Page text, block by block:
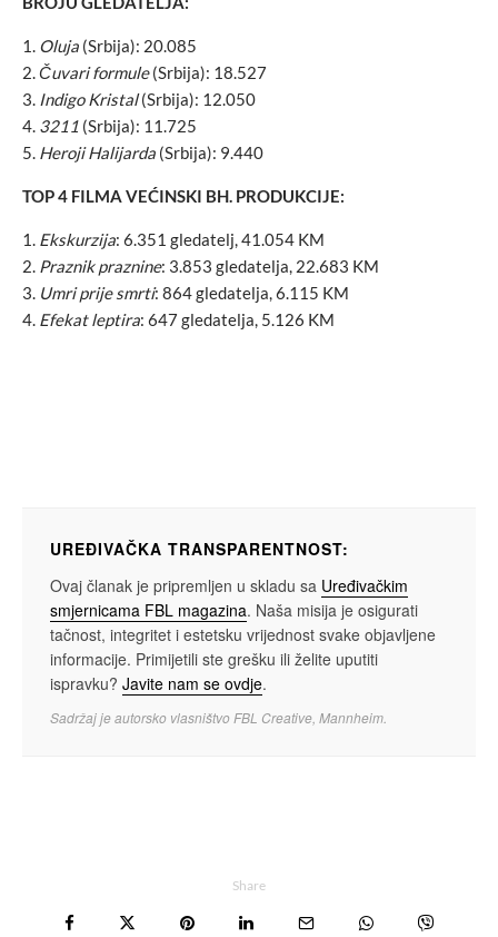
Oluja (Srbija): 20.085
Čuvari formule(Srbija): 18.527
Indigo Kristal(Srbija): 12.050
3211 (Srbija): 11.725
Heroji Halijarda (Srbija): 9.440
TOP 4 FILMA VEĆINSKI BH. PRODUKCIJE:
Ekskurzija: 6.351 gledatelj, 41.054 KM
Praznik praznine: 3.853 gledatelja, 22.683 KM
Umri prije smrti: 864 gledatelja, 6.115 KM
Efekat leptira: 647 gledatelja, 5.126 KM
UREĐIVAČKA TRANSPARENTNOST:
Ovaj članak je pripremljen u skladu sa Uređivačkim
smjernicama FBL magazina. Naša misija je osigurati
tačnost, integritet i estetsku vrijednost svake objavljene
informacije. Primijetili ste grešku ili želite uputiti
ispravku? Javite nam se ovdje.
Sadržaj je autorsko vlasništvo FBL Creative, Mannheim.
Share